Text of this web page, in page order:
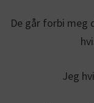
De går forbi meg
Jeg